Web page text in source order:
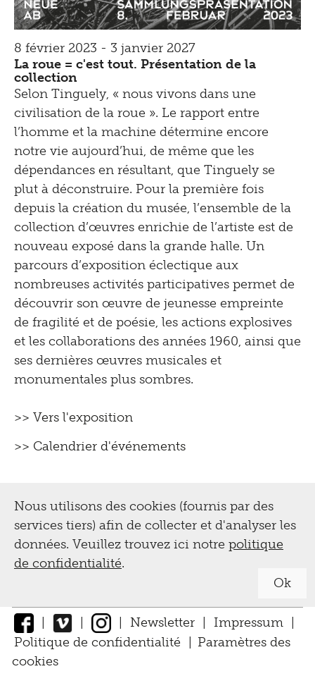
8 février 2023 - 3 janvier 2027
La roue = c'est tout. Présentation de la
collection
Selon Tinguely, « nous vivons dans une
civilisation de la roue ». Le rapport entre
l’homme et la machine détermine encore
notre vie aujourd’hui, de même que les
dépendances en résultant, que Tinguely se
plut à déconstruire. Pour la première fois
depuis la création du musée, l’ensemble de la
collection d’œuvres enrichie de l’artiste est de
nouveau exposé dans la grande halle. Un
parcours d’exposition éclectique aux
nombreuses activités participatives permet de
découvrir son œuvre de jeunesse empreinte
de fragilité et de poésie, les actions explosives
et les collaborations des années 1960, ainsi que
ses dernières œuvres musicales et
monumentales plus sombres.
>> Vers l'exposition
>> Calendrier d'événements
Nous utilisons des cookies (fournis par des
services tiers) afin de collecter et d'analyser les
données. Veuillez trouvez ici notre politique
de confidentialité.
Ok
| | | Newsletter | Impressum |
Politique de confidentialité
Paramètres des
cookies